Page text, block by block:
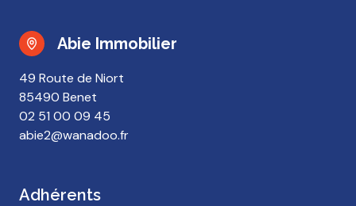
Abie Immobilier
02 51 00 09 45
abie2@wanadoo.fr
49 Route de Niort
85490 Benet
Adhérents